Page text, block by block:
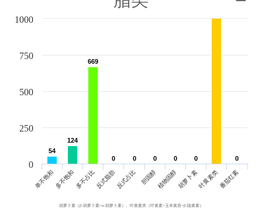
胡萝卜素（β-胡萝卜素+α-胡萝卜素）、叶黄素类（叶黄素+玉米黄质+β-隐黄素）
54
54
124
124
669
669
0
0 0
0 0
0 0
0 0
0 0
0
单不饱和多不饱和多不占比反式脂肪反式占比 胆固醇植物固醇胡萝卜素叶黄素类番茄红素
0
250
500
750
1000